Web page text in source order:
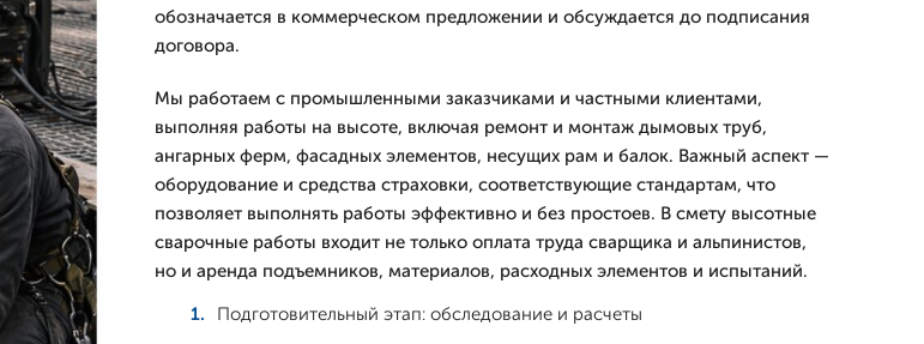
обозначается в коммерческом предложении и обсуждается до подписания
договора.
Мы работаем с промышленными заказчиками и частными клиентами,
выполняя работы на высоте, включая ремонт и монтаж дымовых труб,
ангарных ферм, фасадных элементов, несущих рам и балок. Важный аспект —
оборудование и средства страховки, соответствующие стандартам, что
позволяет выполнять работы эффективно и без простоев. В смету высотные
сварочные работы входит не только оплата труда сварщика и альпинистов,
но и аренда подъемников, материалов, расходных элементов и испытаний.
Подготовительный этап: обследование и расчеты